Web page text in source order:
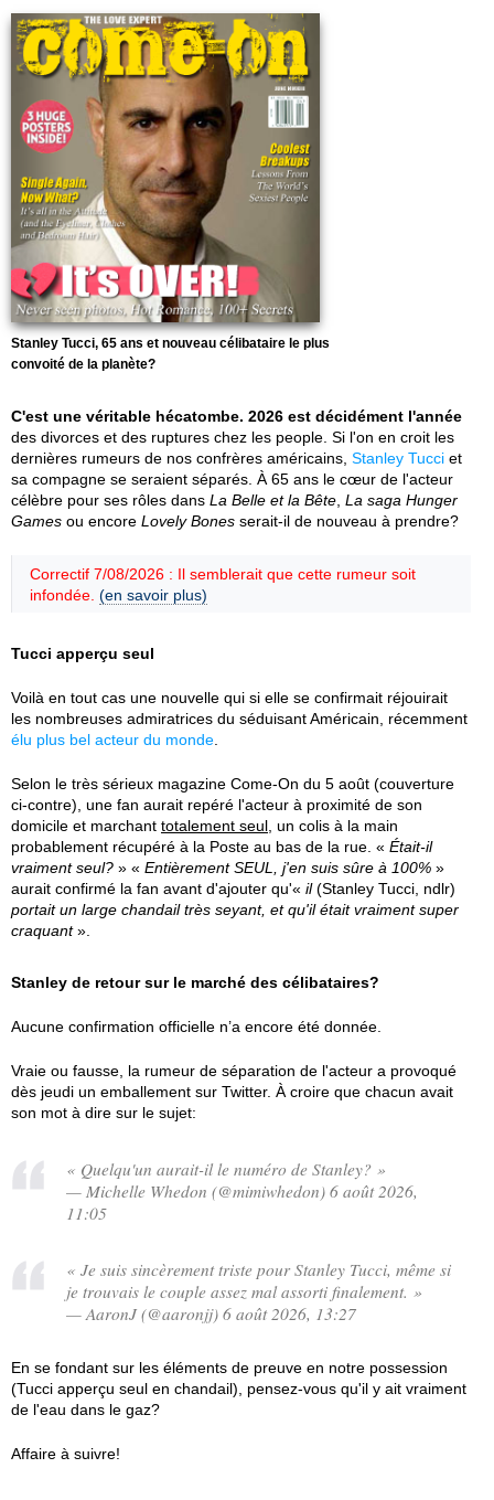
Stanley Tucci, 65 ans et nouveau célibataire le plus
convoité de la planète?
C'est une véritable hécatombe. 2026 est décidément l'année
des divorces et des ruptures chez les people. Si l'on en croit les
dernières rumeurs de nos confrères américains, Stanley Tucci et
sa compagne se seraient séparés. À 65 ans le cœur de l'acteur
célèbre pour ses rôles dans La Belle et la Bête La saga Hunger
Games ou encore Lovely Bones serait-il de nouveau à prendre?
Correctif 7/08/2026 : Il semblerait que cette rumeur soit
infondée. (en savoir plus)
Tucci apperçu seul
Voilà en tout cas une nouvelle qui si elle se confirmait réjouirait
les nombreuses admiratrices du séduisant Américain, récemment
élu plus bel acteur du monde
Selon le très sérieux magazine Come-On du 5 août (couverture
ci-contre), une fan aurait repéré l'acteur à proximité de son
domicile et marchant totalement seul , un colis à la main
probablement récupéré à la Poste au bas de la rue. « Était-il
vraiment seul? » « Entièrement SEUL, j'en suis sûre à 100% »
aurait confirmé la fan avant d'ajouter qu'« il(Stanley Tucci, ndlr)
portait un large chandail très seyant, et qu'il était vraiment super
craquant».
Stanley de retour sur le marché des célibataires?
Aucune confirmation officielle n’a encore été donnée.
Vraie ou fausse, la rumeur de séparation de l'acteur a provoqué
dès jeudi un emballement sur Twitter. À croire que chacun avait
son mot à dire sur le sujet:
« Quelqu'un aurait-il le numéro de Stanley? »
— Michelle Whedon (@mimiwhedon) 6 août 2026,
11:05
« Je suis sincèrement triste pour Stanley Tucci, même si
je trouvais le couple assez mal assorti finalement. »
— AaronJ (@aaronjj) 6 août 2026, 13:27
En se fondant sur les éléments de preuve en notre possession
(Tucci apperçu seul en chandail), pensez-vous qu'il y ait vraiment
de l'eau dans le gaz?
Affaire à suivre!